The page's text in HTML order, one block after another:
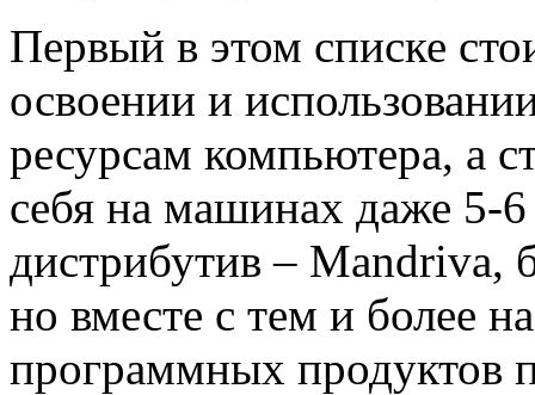
Первый в этом списке
освоении и
ресурсам компьютера, а
себя на машинах даже 5-
дистрибутив – Mandriva,
но вместе с тем и более
программных продуктов